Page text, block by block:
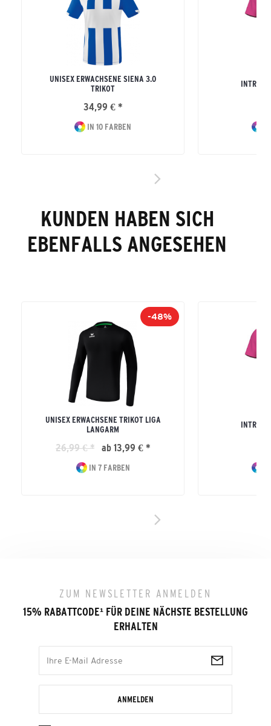
UNISEX ERWACHSENE SIENA 3.0
TRIKOT
34,99 € *
IN 10 FARBEN
INTRO
KUNDEN HABEN SICH
EBENFALLS ANGESEHEN
-48%
UNISEX ERWACHSENE TRIKOT LIGA
LANGARM
26,99 € * ab 13,99 € *
IN 7 FARBEN
INTRO
ZUM NEWSLETTER ANMELDEN
15% RABATTCODE¹ FÜR DEINE NÄCHSTE BESTELLUNG
ERHALTEN
ANMELDEN